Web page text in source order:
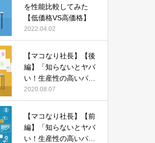
を性能比較してみた
【低価格VS高価格】
2022.04.02
【マコなり社長】【後
編】「知らないとヤバ
い！生産性の高いパソ
コンの使い方 13選」
をまとめてみた
2020.08.07
【マコなり社長】【前
編】「知らないとヤバ
い！生産性の高いパソ